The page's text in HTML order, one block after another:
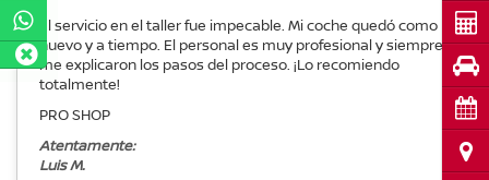
El servicio en el taller fue impecable. Mi coche quedó como
nuevo y a tiempo. El personal es muy profesional y siempre
me explicaron los pasos del proceso. ¡Lo recomiendo
totalmente!
PRO SHOP
Atentamente:
Luis M.